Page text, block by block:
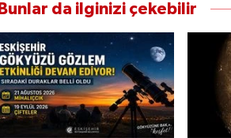
Bunlar da ilginizi çekebilir